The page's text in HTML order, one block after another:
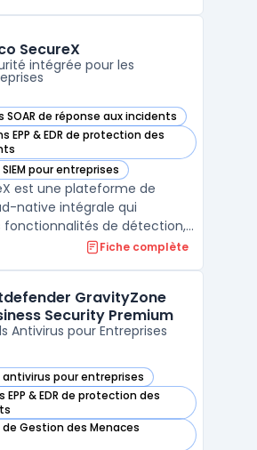
un EDR intégré pour
renforcée. Ell ...
SecureX
intégrée pour les
SOAR de réponse aux incidents
dans cette catégorie
EPP & EDR de protection des
dans cette catégorie
pour entreprises
dans cette catégorie
est une plateforme de
native intégrale qui
fonctionnalités de détection,
réponse en un seul et
points de contrôle,
tout en aidant les équipes de ...
Fiche complète
GravityZone
Security Premium
Antivirus pour Entreprises
antivirus pour entreprises
GravityZone Business Security
EPP & EDR de protection des
GravityZone Business Security
de Gestion des Menaces
GravityZone Business Security